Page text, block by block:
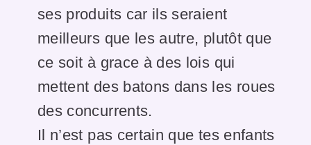
ses produits car ils seraient
meilleurs que les autre, plutôt que
ce soit à grace à des lois qui
mettent des batons dans les roues
des concurrents.
Il n’est pas certain que tes enfants